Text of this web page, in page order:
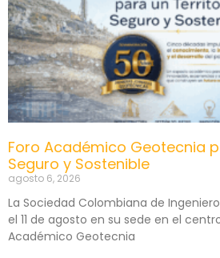
Foro Académico Geotecnia
Seguro y Sostenible
agosto 6, 2026
La Sociedad Colombiana de
el 11 de agosto en su sede en el
Académico Geotecnia